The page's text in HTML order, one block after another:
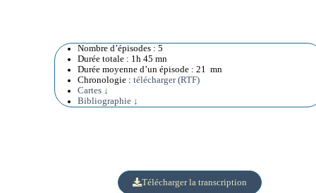
Nombre d’épisodes : 5
Durée totale : 1h 45 mn
Durée moyenne d’un épisode : 21 mn
Chronologie : télécharger (RTF)
Cartes ↓
Bibliographie ↓
Télécharger la transcription